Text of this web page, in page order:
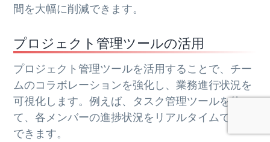
間を大幅に削減できます。
プロジェクト管理ツールの活用
プロジェクト管理ツールを活用することで、チー
ムのコラボレーションを強化し、業務進行状況を
可視化します。例えば、タスク管理ツールを使っ
て、各メンバーの進捗状況をリアルタイムで共有
できます。